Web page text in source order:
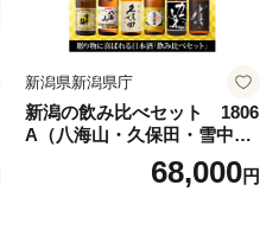
新潟県新潟県庁
新潟の飲み比べセット 1806
A（八海山・久保田・雪中
梅・越乃寒梅・かたふね・千
68,000円